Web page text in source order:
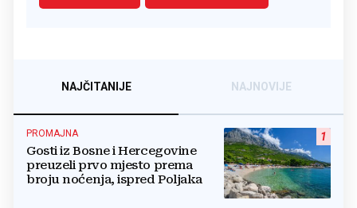
NAJČITANIJE NAJNOVIJE
1
PROMAJNA
Gosti iz Bosne i Hercegovine
preuzeli prvo mjesto prema
broju noćenja, ispred Poljaka